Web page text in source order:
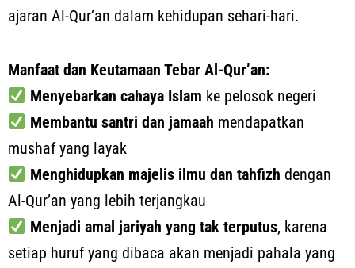
ajaran Al-Qur’an dalam kehidupan sehari-hari.
Manfaat dan Keutamaan Tebar Al-Qur’an:
Menyebarkan cahaya Islam ke pelosok negeri
Membantu santri dan jamaah mendapatkan
mushaf yang layak
Menghidupkan majelis ilmu dan tahfizh dengan
Al-Qur’an yang lebih terjangkau
Menjadi amal jariyah yang tak terputus, karena
setiap huruf yang dibaca akan menjadi pahala yang